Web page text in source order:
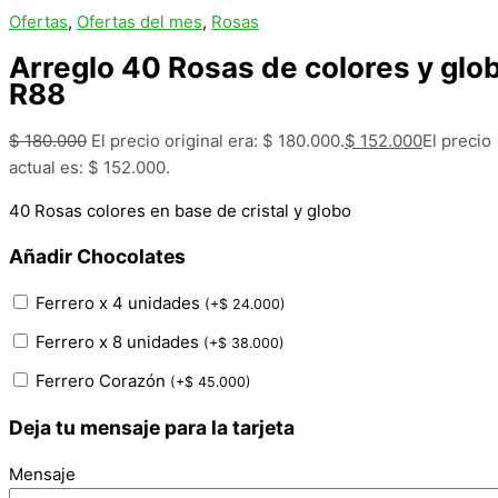
Ofertas, Ofertas del mes, Rosas
Arreglo 40 Rosas de colores y
R88
$180.000 El precio original era: $ 180.000.$ 152.000El precio
actual es: $ 152.000.
40 Rosas colores en base de cristal y globo
Añadir Chocolates
Ferrero x 4 unidades (+$ 24.000)
Ferrero x 8 unidades (+$ 38.000)
Ferrero Corazón (+$ 45.000)
Deja tu mensaje para la tarjeta
Mensaje